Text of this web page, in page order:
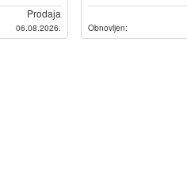
Prodaja
06.08.2026. Obnovljen: